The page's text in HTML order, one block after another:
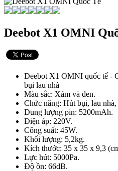
Deebot X1 OMNI
Deebot X1 OMNI quốc tế -
bụi lau nhà
Màu sắc: Xám và đen.
Chức năng: Hút bụi, lau
Dung lượng pin: 5200mAh.
Điện áp: 220V.
Công suất: 45W.
Khối lượng: 5,2kg.
Kích thước: 35 x 35 x 9,3
Lực hút: 5000Pa.
Độ ồn: 66dB.